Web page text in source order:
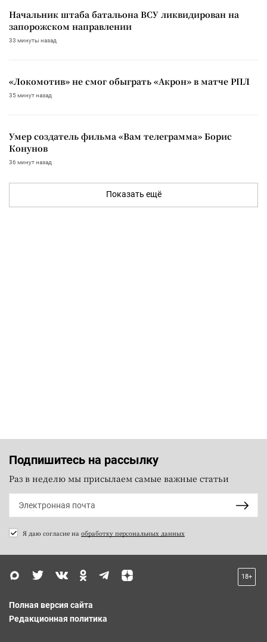
Начальник штаба батальона ВСУ ликвидирован на
запорожском направлении
33 минуты назад
«Локомотив» не смог обыграть «Акрон» в матче РПЛ
35 минут назад
Умер создатель фильма «Вам телеграмма» Борис
Конунов
36 минут назад
Показать ещё
Подпишитесь на рассылку
Раз в неделю мы присылаем самые важные статьи
Я даю согласие на обработку персональных данных
18+
Полная версия сайта
Редакционная политика